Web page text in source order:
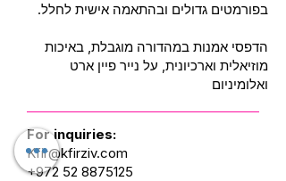
בפורמטים גדולים ובהתאמה אישית לחלל.
הדפסי אמנות במהדורה מוגבלת, באיכות
מוזיאלית וארכיונית, על נייר פיין ארט
ואלומיניום
For inquiries:
Kfir@kfirziv.com
+972 52 8875125